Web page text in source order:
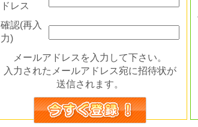
ドレス
確認(再入
力)
メールアドレスを入力して下さい。
入力されたメールアドレス宛に招待状が
送信されます。